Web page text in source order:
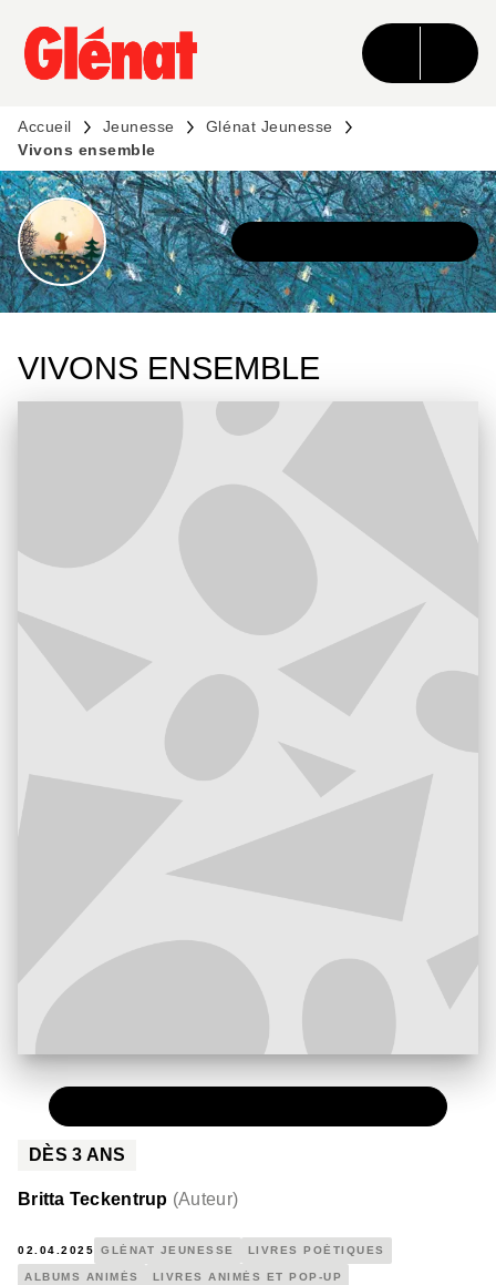
MENU RECHERCHE CONTENU
PIED DE PAGE
Accueil Jeunesse
Glénat Jeunesse
Vivons ensemble
VIVONS ENSEMBLE
DÈS3 ANS
Britta Teckentrup (Auteur)
02.04.2025 GLÉNAT JEUNESSE LIVRES POÉTIQUES
ALBUMS ANIMÉS LIVRES ANIMÉS ET POP-UP